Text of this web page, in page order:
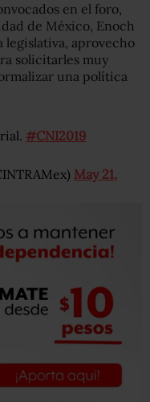
en el foro,
de México, Enoch
legislativa, aprovecho
solicitarles muy
una política
#CNI2019
May 21,